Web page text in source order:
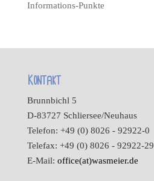
Informations-Punkte
Kontakt
Brunnbichl 5
D-83727 Schliersee/Neuhaus
Telefon: +49 (0) 8026 - 92922-0
Telefax: +49 (0) 8026 - 92922-29
E-Mail: office(at)wasmeier.de